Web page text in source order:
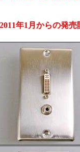
年1月からの発